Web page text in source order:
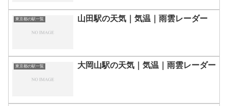
東京都の駅一覧 山田駅の天気｜気温｜雨雲レーダー
東京都の駅一覧 大岡山駅の天気｜気温｜雨雲レーダー